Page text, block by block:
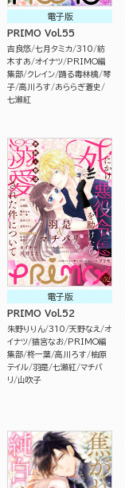
電子版
PRIMO Vol.55
吉良悠 七月タミカ 310 紡
木すあ オイナツ
PRIMO編
集部 クレイン 踊る毒林檎 琴
子 高川ろす
あららぎ蒼史
七瀬紅
電子版
PRIMO Vol.52
朱野りりん 310 天野なえ
オ
イナツ 猫宮なお
PRIMO編
集部 柊一葉 高川ろす 柚原
テイル 羽是 七瀬紅 マチバ
リ
山吹子